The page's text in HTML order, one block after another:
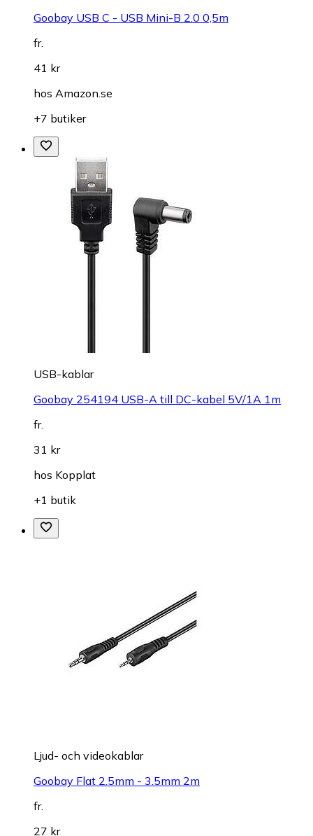
Goobay USB C - USB Mini-B 2.0 0,5m
fr.
41 kr
hos Amazon.se
+7 butiker
USB-kablar
Goobay 254194 USB-A till DC-kabel 5V/1A 1m
fr.
31 kr
hos Kopplat
+1 butik
Ljud- och videokablar
Goobay Flat 2.5mm - 3.5mm 2m
fr.
27 kr